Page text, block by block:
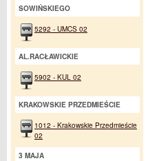
SOWIŃSKIEGO
5292 - UMCS 02
AL.RACŁAWICKIE
5902 - KUL 02
KRAKOWSKIE PRZEDMIEŚCIE
1012 - Krakowskie Przedmieście
02
3 MAJA